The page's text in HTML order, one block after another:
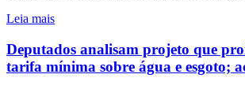
Leia mais
Deputados analisam projeto que
tarifa mínima sobre água e esgoto;